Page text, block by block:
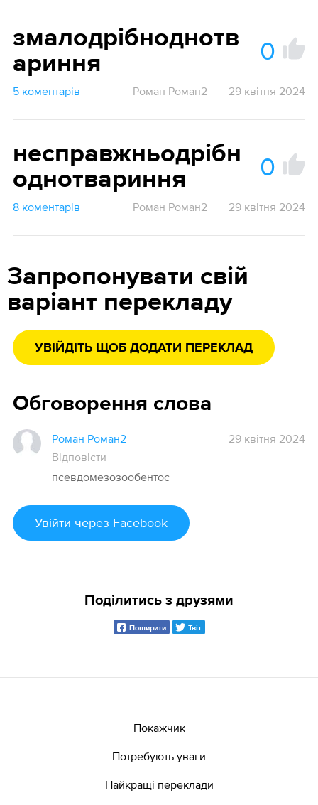
змалодрібноднотв
ариння
0
5 коментарів Роман Роман2 29 квітня 2024
несправжньодрібн
однотвариння
0
8 коментарів Роман Роман2 29 квітня 2024
Запропонувати свій
варіант перекладу
УВІЙДІТЬ ЩОБ ДОДАТИ ПЕРЕКЛАД
Обговорення слова
Роман Роман2
29 квітня 2024
Відповісти
псевдомезозообентос
Увійти через Facebook
Поділитись з друзями
Поширити Твіт
Покажчик
Потребують уваги
Найкращі переклади